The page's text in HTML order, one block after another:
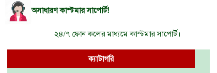
অসাধারণ কাস্টমার সাপোর্ট!
২৪/৭ ফোন কলের মাধ্যমে কাস্টমার সাপোর্ট।
ক্যাটাগরি